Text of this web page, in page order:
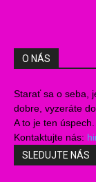
O NÁS
Starať sa o seba,
dobre, vyzeráte
A to je ten úspech.
Kontaktujte nás:
SLEDUJTE NÁS